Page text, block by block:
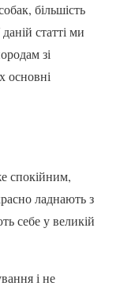
більшість
статті ми
зі
основні
спокійним,
ладнають з
себе у великій
і не